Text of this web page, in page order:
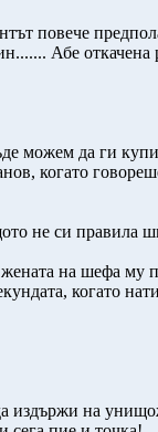
повече
Абе откачена
можем да ги
когато
не си правила
на шефа му
когато
издържи на